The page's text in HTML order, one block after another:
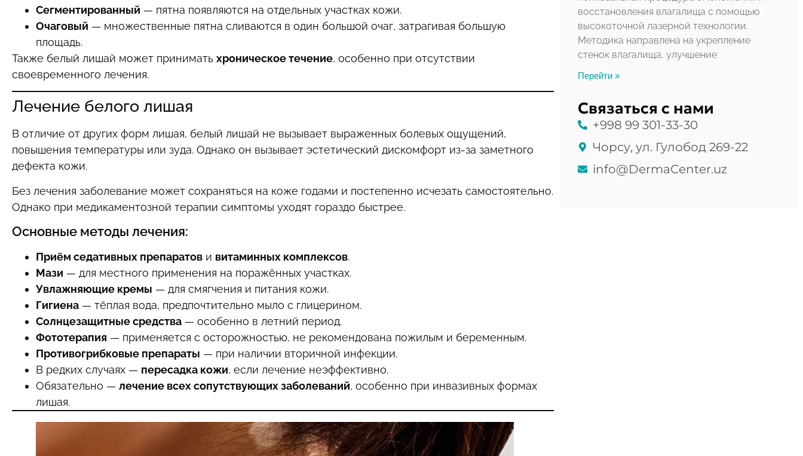
Сегментированный — пятна появляются на отдельных участках кожи.
Очаговый — множественные пятна сливаются в один большой очаг, затрагивая большую
площадь.
Также белый лишай может принимать хроническое течение, особенно при отсутствии
своевременного лечения.
Лечение белого лишая
В отличие от других форм лишая, белый лишай не вызывает выраженных болевых ощущений,
повышения температуры или зуда. Однако он вызывает эстетический дискомфорт из-за заметного
дефекта кожи.
Без лечения заболевание может сохраняться на коже годами и постепенно исчезать самостоятельно.
Однако при медикаментозной терапии симптомы уходят гораздо быстрее.
Основные методы лечения:
Приём седативных препаратов и витаминных комплексов.
Мази — для местного применения на поражённых участках.
Увлажняющие кремы — для смягчения и питания кожи.
Гигиена — тёплая вода, предпочтительно мыло с глицерином.
Солнцезащитные средства — особенно в летний период.
Фототерапия — применяется с осторожностью, не рекомендована пожилым и беременным.
Противогрибковые препараты — при наличии вторичной инфекции.
В редких случаях — пересадка кожи, если лечение неэффективно.
Обязательно — лечение всех сопутствующих заболеваний, особенно при инвазивных формах
лишая.
восстановления влагалища с помощью
высокоточной лазерной технологии.
Методика направлена на укрепление
стенок влагалища, улучшение
Перейти »
Связаться с нами
+998 99 301-33-30
Чорсу, ул. Гулобод 269-22
info@DermaCenter.uz